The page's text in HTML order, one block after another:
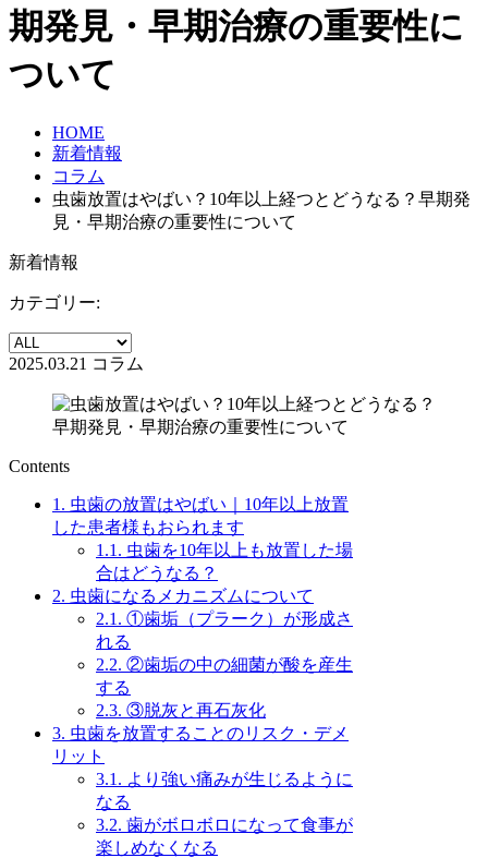
期発見・早期治療の重要性に
ついて
HOME
新着情報
コラム
虫歯放置はやばい？10年以上経つとどうなる？早期発
見・早期治療の重要性について
新着情報
カテゴリー:
2025.03.21 コラム
Contents
1. 虫歯の放置はやばい｜10年以上放置
した患者様もおられます
1.1. 虫歯を10年以上も放置した場
合はどうなる？
2. 虫歯になるメカニズムについて
2.1. ①歯垢（プラーク）が形成さ
れる
2.2. ②歯垢の中の細菌が酸を産生
する
2.3. ③脱灰と再石灰化
3. 虫歯を放置することのリスク・デメ
リット
3.1. より強い痛みが生じるように
なる
3.2. 歯がボロボロになって食事が
楽しめなくなる